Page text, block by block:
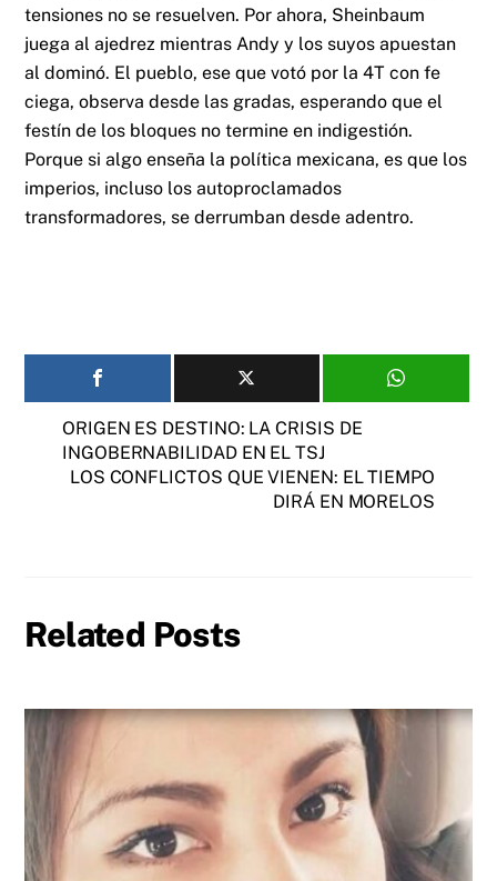
tensiones no se resuelven. Por ahora, Sheinbaum
juega al ajedrez mientras Andy y los suyos apuestan
al dominó. El pueblo, ese que votó por la 4T con fe
ciega, observa desde las gradas, esperando que el
festín de los bloques no termine en indigestión.
Porque si algo enseña la política mexicana, es que los
imperios, incluso los autoproclamados
transformadores, se derrumban desde adentro.
ORIGEN ES DESTINO: LA CRISIS DE
INGOBERNABILIDAD EN EL TSJ
LOS CONFLICTOS QUE VIENEN: EL TIEMPO
DIRÁ EN MORELOS
Related Posts